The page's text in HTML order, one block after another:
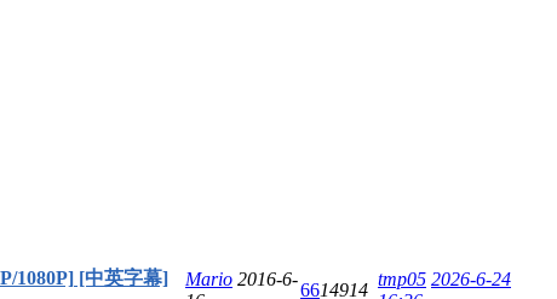
1080P] [中英字幕]
Mario 2016-6-
6614914
tmp05 2026-6-24